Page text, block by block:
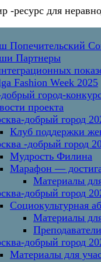
-ресурс для
Попечительский
Партнеры
Fashion Week 2025
город-
проекта
добрый город
Клуб поддержки
-добрый город
Мудрость Филина
Марафон —
Материалы
добрый город
Социокультурная
Материалы
добрый город
Материалы для